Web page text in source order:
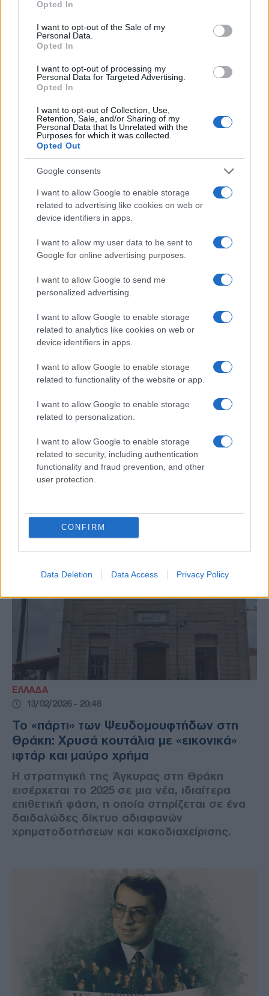
use your data for below specified purposes in below Google
consent section.
Opted In
I want to opt-out of the Sale of my
Personal Data.
Opted In
I want to opt-out of processing my
Personal Data for Targeted Advertising.
Opted In
I want to opt-out of Collection, Use,
Retention, Sale, and/or Sharing of my
Personal Data that Is Unrelated with the
Purposes for which it was collected.
Opted Out
Google consents
I want to allow Google to enable storage
related to advertising like cookies on web or
device identifiers in apps.
I want to allow my user data to be sent to
Google for online advertising purposes.
I want to allow Google to send me
personalized advertising.
I want to allow Google to enable storage
related to analytics like cookies on web or
device identifiers in apps.
I want to allow Google to enable storage
related to functionality of the website or app.
I want to allow Google to enable storage
related to personalization.
I want to allow Google to enable storage
related to security, including authentication
functionality and fraud prevention, and other
user protection.
CONFIRM
Data Deletion Data Access Privacy Policy
Θράκη: Η Συνθήκη της Λωζάνης δεν
προβλέπει εκλογή μουφτήδων από τη
Απάντηση στην ανακοίνωση του τουρκικού
ΥΠΕΞ για τη μουσουλμανική μειονότητα της
Θράκης εξέδωσε η Αθήνα υπογραμμίζοντας
ότι το νομικό καθεστώς της καθορίζεται
από τη Συνθήκη της Λωζάννης του 1923.
ΕΛΛΑΔΑ
03/04/2026 - 10:11
Σκάνδαλο στη Θράκη: «Μαύρο χρήμα»
από την Προύσα πίσω από τα πολυτελή
δείπνα Ιφτάρ στη Ροδόπη
Η σύλληψη του Μητροπολιτικού Δημάρχου
Προύσας, Μουσταφά Μποζμπέι, από τις
τουρκικές αρχές για δωροδοκία και
συμμετοχή σε εγκληματική οργάνωση,
ξετύλιξε το νήμα μιας διαδρομής
παράνομων κεφαλαίων που κατέληγαν στη
ΕΛΛΑΔΑ
13/02/2026 - 20:48
Το «πάρτι» των Ψευδομουφτήδων στη
Θράκη: Χρυσά κουτάλια με «εικονικά»
ιφτάρ και μαύρο χρήμα
Η στρατηγική της Άγκυρας στη Θράκη
εισέρχεται το 2025 σε μια νέα, ιδιαίτερα
επιθετική φάση, η οποία στηρίζεται σε ένα
δαιδαλώδες δίκτυο αδιαφανών
χρηματοδοτήσεων και κακοδιαχείρισης.